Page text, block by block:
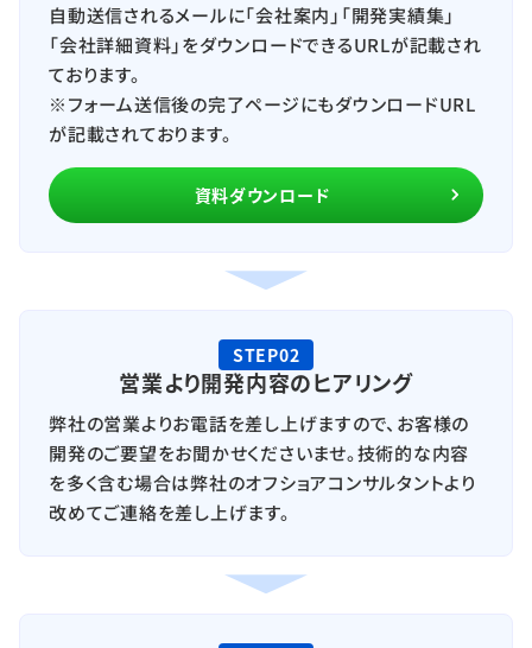
自動送信されるメールに「会社案内」「開発実績集」
「会社詳細資料」をダウンロードできるURLが記載され
ております。
※フォーム送信後の完了ページにもダウンロードURL
が記載されております。
資料ダウンロード
STEP02
営業より開発内容のヒアリング
弊社の営業よりお電話を差し上げますので、お客様の
開発のご要望をお聞かせくださいませ。技術的な内容
を多く含む場合は弊社のオフショアコンサルタントより
改めてご連絡を差し上げます。